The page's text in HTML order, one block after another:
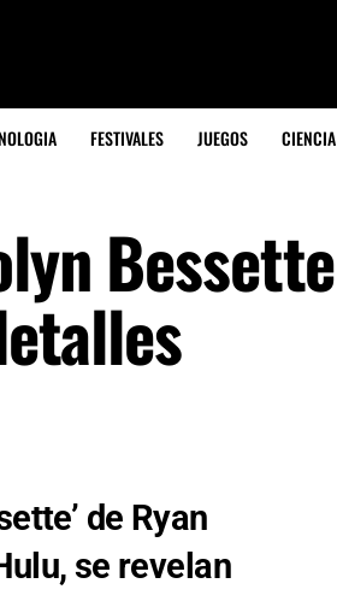
FESTIVALES JUEGOS CIENCIA
Bessette
de Ryan
se revelan